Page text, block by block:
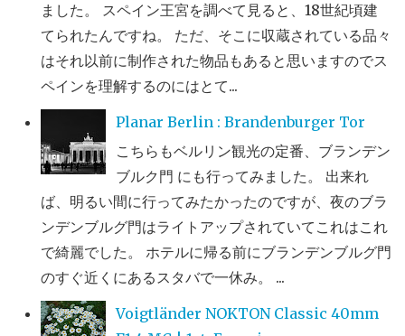
ました。 スペイン王宮を調べて見ると、18世紀頃建
てられたんですね。 ただ、そこに収蔵されている品々
はそれ以前に制作された物品もあると思いますのでス
ペインを理解するのにはとて...
Planar Berlin : Brandenburger Tor
こちらもベルリン観光の定番、ブランデン
ブルク門 にも行ってみました。 出来れ
ば、明るい間に行ってみたかったのですが、夜のブラ
ンデンブルグ門はライトアップされていてこれはこれ
で綺麗でした。 ホテルに帰る前にブランデンブルグ門
のすぐ近くにあるスタバで一休み。 ...
Voigtländer NOKTON Classic 40mm